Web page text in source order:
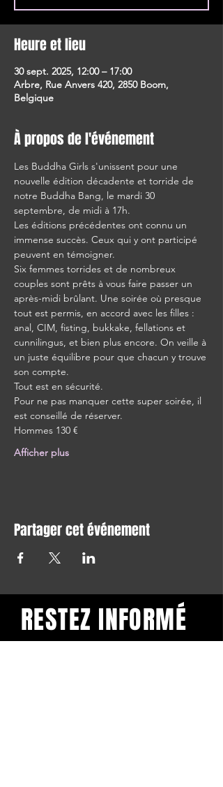
Heure et lieu
30 sept. 2025, 12:00 – 17:00
Arbre, Rue Anvers 420, 2850 Boom,
Belgique
À propos de l'événement
Les Buddha Girls s'unissent pour une
nouvelle édition décadente et torride de
notre Buddha Bang, le mardi 30
septembre, de midi à 17h.
Les éditions précédentes ont connu un
immense succès. Ceux qui y ont participé
peuvent en témoigner.
Six femmes torrides et de nombreux
couples sont prêts à vous faire passer un
après-midi brûlant. Une soirée où presque
tout est permis, en accord avec les filles :
anal, CIM, fisting, bukkake, fellations et
cunnilingus, et bien plus encore. On veille à
un juste équilibre pour que chacun y trouve
son compte.
Tout est en sécurité.
Pour ne pas manquer cette super soirée, il
est conseillé de réserver.
Hommes 130 €
Afficher plus
Partager cet événement
RESTEZ INFORMÉ